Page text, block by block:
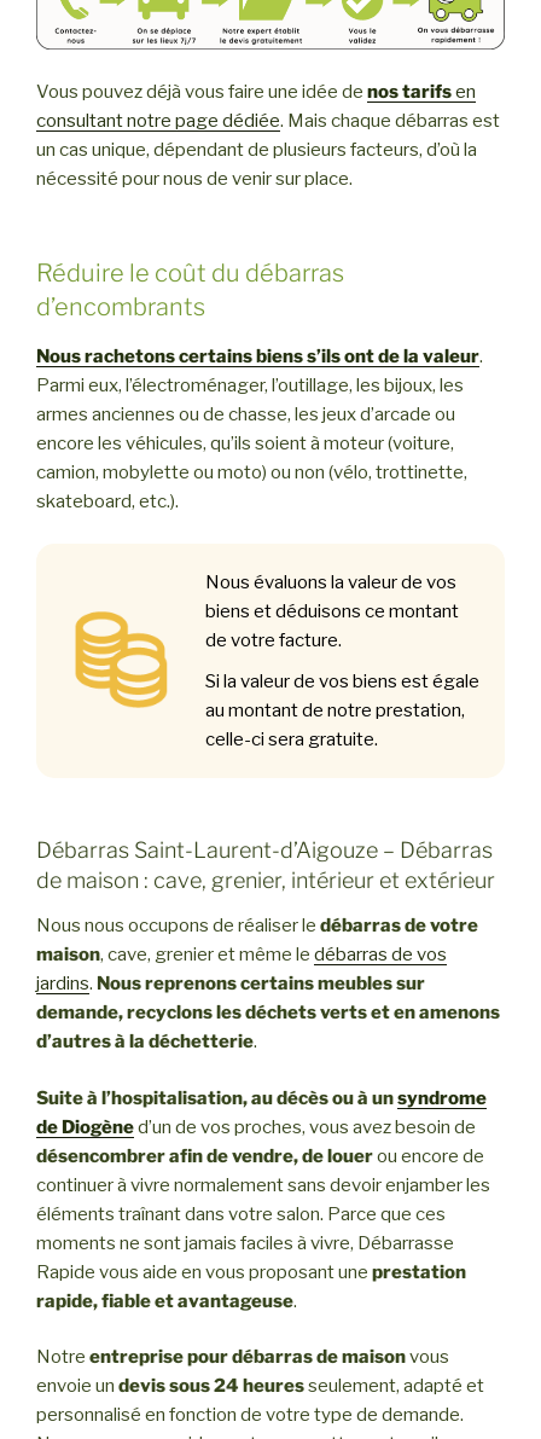
Vous pouvez déjà vous faire une idée de nos tarifsen
consultant notre page dédiée. Mais chaque débarras est
un cas unique, dépendant de plusieurs facteurs, d’où la
nécessité pour nous de venir sur place.
Réduire le coût du débarras
d’encombrants
Nous rachetons certains biens s’ils ont de la valeur.
Parmi eux, l’électroménager, l’outillage, les bijoux, les
armes anciennes ou de chasse, les jeux d’arcade ou
encore les véhicules, qu’ils soient à moteur (voiture,
camion, mobylette ou moto) ou non (vélo, trottinette,
skateboard, etc.).
Nous évaluons la valeur de vos
biens et déduisons ce montant
de votre facture.
Si la valeur de vos biens est égale
au montant de notre prestation,
celle-ci sera gratuite.
Débarras Saint-Laurent-d’Aigouze – Débarras
de maison : cave, grenier, intérieur et extérieur
Nous nous occupons de réaliser le débarras de votre
maison, cave, grenier et même le débarras de vos
jardins. Nous reprenons certains meubles sur
demande, recyclons les déchets verts et en amenons
d’autres à la déchetterie.
Suite à l’hospitalisation, au décès ou à unsyndrome
de Diogèned’un de vos proches, vous avez besoin de
désencombrer afin de vendre, de louerou encore de
continuer à vivre normalement sans devoir enjamber les
éléments traînant dans votre salon. Parce que ces
moments ne sont jamais faciles à vivre, Débarrasse
Rapide vous aide en vous proposant une prestation
rapide, fiable et avantageuse.
Notre entreprise pour débarras de maisonvous
envoie un devis sous 24 heuresseulement, adapté et
personnalisé en fonction de votre type de demande.